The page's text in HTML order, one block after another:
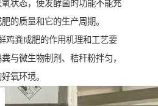
状态，使发酵菌的功能不能充
的质量和它的生产周期。
鸡粪成肥的作用机理和工艺要
与微生物制剂、秸秆粉拌匀，
氧环境。